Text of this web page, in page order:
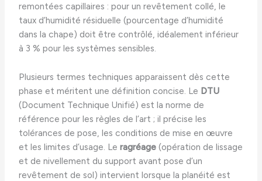
remontées capillaires : pour un revêtement collé, le
taux d’humidité résiduelle (pourcentage d’humidité
dans la chape) doit être contrôlé, idéalement inférieur
à 3 % pour les systèmes sensibles.
Plusieurs termes techniques apparaissent dès cette
phase et méritent une définition concise. Le DTU
(Document Technique Unifié) est la norme de
référence pour les règles de l’art ; il précise les
tolérances de pose, les conditions de mise en œuvre
et les limites d’usage. Leragréage (opération de lissage
et de nivellement du support avant pose d’un
revêtement de sol) intervient lorsque la planéité est